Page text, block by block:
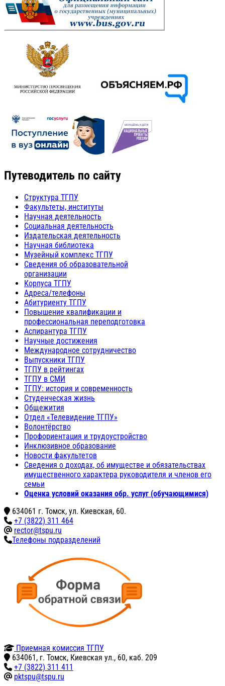
Путеводитель по сайту
Структура ТГПУ
Факультеты, институты
Научная деятельность
Социальная деятельность
Издательская деятельность
Научная библиотека
Музейный комплекс ТГПУ
Сведения об образовательной
организации
Корпуса ТГПУ
Адреса/телефоны
Абитуриенту ТГПУ
Повышение квалификации и
профессиональная переподготовка
Аспирантура ТГПУ
Научные достижения
Международное сотрудничество
Выпускники ТГПУ
ТГПУ в рейтингах
ТГПУ в СМИ
ТГПУ: история и современность
Студенческая жизнь
Общежития
Отдел «Телевидение ТГПУ»
Волонтёрство
Профориентация и трудоустройство
Инклюзивное образование
Новости факультетов
Сведения о доходах, об имуществе и обязательствах
имущественного характера руководителя и членов его
семьи
Оценка условий оказания обр. услуг (обучающимися)
634061 г. Томск, ул. Киевская, 60.
+7 (3822) 311 464
rector@tspu.ru
Телефоны подразделений
Приемная комиссия ТГПУ
634061, г. Томск, Киевская ул., 60, каб. 209
+7 (3822) 311 411
pktspu@tspu.ru